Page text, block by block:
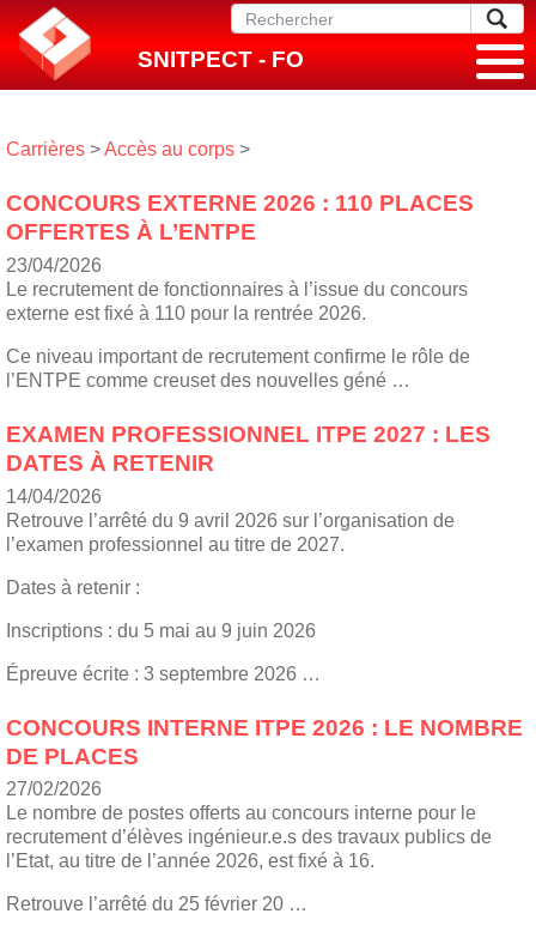
SNITPECT - FO
Carrières >Accès au corps >
CONCOURS EXTERNE 2026 : 110 PLACES
OFFERTES À L’ENTPE
23/04/2026
Le recrutement de fonctionnaires à l’issue du concours
externe est fixé à 110 pour la rentrée 2026.
Ce niveau important de recrutement confirme le rôle de
l’ENTPE comme creuset des nouvelles géné …
EXAMEN PROFESSIONNEL ITPE 2027 : LES
DATES À RETENIR
14/04/2026
Retrouve l’arrêté du 9 avril 2026 sur l’organisation de
l’examen professionnel au titre de 2027.
Dates à retenir :
Inscriptions : du 5 mai au 9 juin 2026
Épreuve écrite : 3 septembre 2026 …
CONCOURS INTERNE ITPE 2026 : LE NOMBRE
DE PLACES
27/02/2026
Le nombre de postes offerts au concours interne pour le
recrutement d’élèves ingénieur.e.s des travaux publics de
l’Etat, au titre de l’année 2026, est fixé à 16.
Retrouve l’arrêté du 25 février 20 …